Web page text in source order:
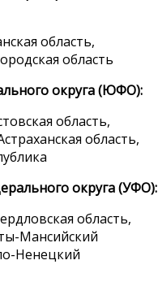
область,
область
округа (ЮФО):
область,
область,
округа (УФО):
область,
Мансийский
Ненецкий